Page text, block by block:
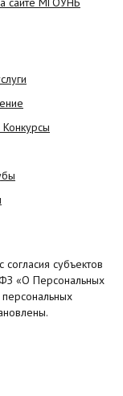
субъектов
«О Персональных